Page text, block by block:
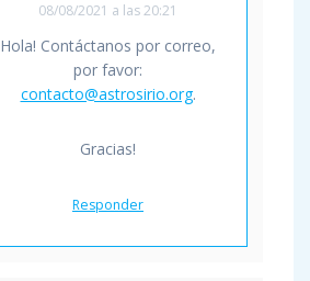
08/08/2021 a las 20:21
Hola! Contáctanos por correo,
por favor:
contacto@astrosirio.org.
Gracias!
Responder